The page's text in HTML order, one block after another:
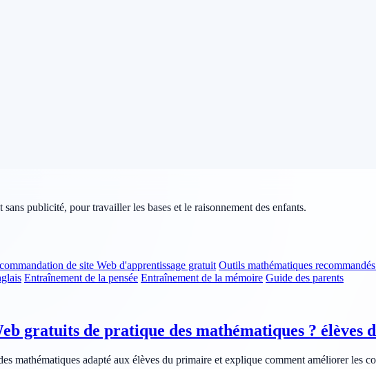
publicité, pour travailler les bases et le raisonnement des enfants.
de site Web d'apprentissage gratuit Outils mathématiques
Entraînement de la pensée Entraînement de la mémoire Guide des parents
gratuits de pratique des mathématiques ? élèves
mathématiques adapté aux élèves du primaire et explique comment améliorer les